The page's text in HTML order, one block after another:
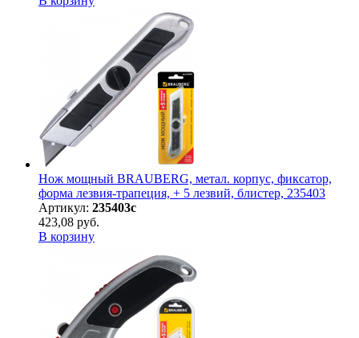
Нож мощный BRAUBERG, метал. корпус, фиксатор,
форма лезвия-трапеция, + 5 лезвий, блистер, 235403
Артикул: 235403с
423,08 руб.
В корзину